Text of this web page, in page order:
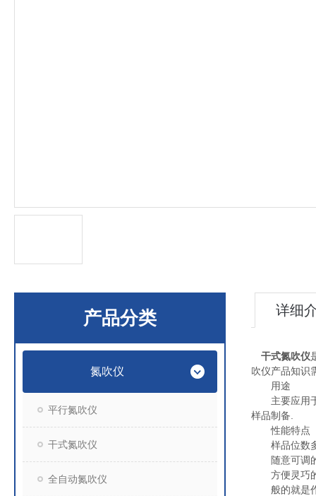
产品分类
氮吹仪
平行氮吹仪
干式氮吹仪
全自动氮吹仪
详细
干式氮吹仪
吹仪产品知识
用途
主要应用于
样品制备.
性能特点
样品位数多
随意可调的
方便灵巧的
般的就是作